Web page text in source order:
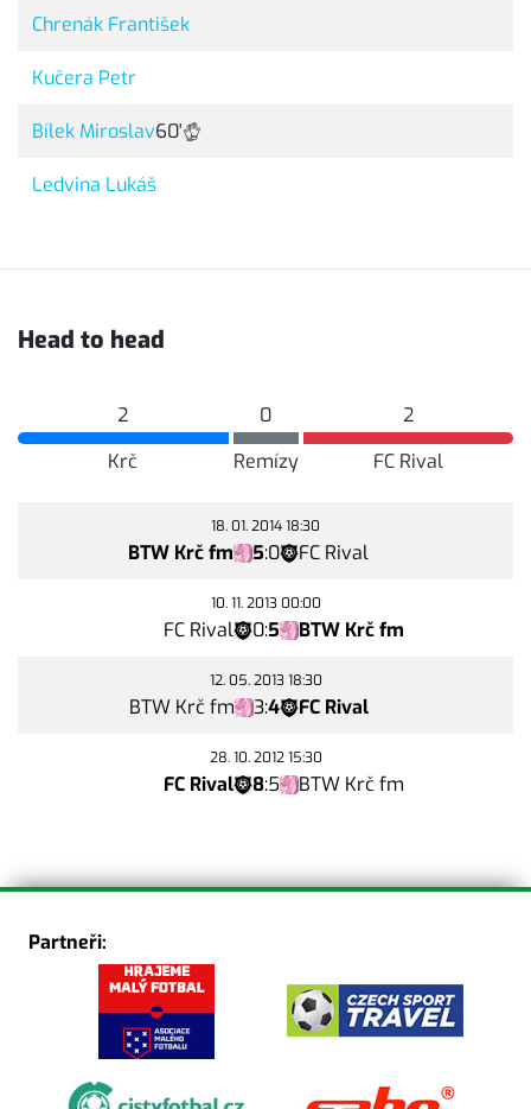
Chrenák František
Kučera Petr
Bílek Miroslav60'
Ledvina Lukáš
Head to head
2
Krč
0
Remízy
2
FC Rival
18. 01. 2014 18:30
BTW Krč fm 5:0 FC Rival
10. 11. 2013 00:00
FC Rival 0:5 BTW Krč fm
12. 05. 2013 18:30
BTW Krč fm 3:4 FC Rival
28. 10. 2012 15:30
FC Rival 8:5 BTW Krč fm
Partneři: